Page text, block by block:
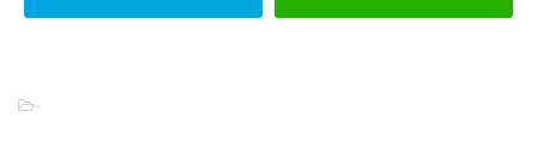
-